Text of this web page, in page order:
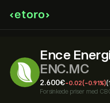
Ence
ENC.MC
2.600‎€‎-0.02(-0.91%)
Forsinkede priser med